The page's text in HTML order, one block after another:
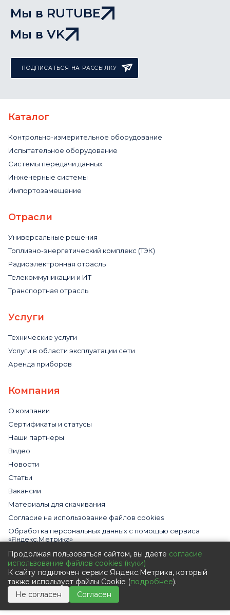
Мы в RUTUBE
Мы в VK
ПОДПИСАТЬСЯ НА РАССЫЛКУ
Каталог
Контрольно-измерительное оборудование
Испытательное оборудование
Системы передачи данных
Инженерные системы
Импортозамещение
Отрасли
Универсальные решения
Топливно-энергетический комплекс (ТЭК)
Радиоэлектронная отрасль
Телекоммуникации и ИТ
Транспортная отрасль
Услуги
Технические услуги
Услуги в области эксплуатации сети
Аренда приборов
Компания
О компании
Сертификаты и статусы
Наши партнеры
Видео
Новости
Статьи
Вакансии
Материалы для скачивания
Cогласие на использование файлов cookies
Обработка персональных данных с помощью сервиса
«Яндекс.Метрика»
Политика в отношении обработки персональных данных
Пользовательское соглашение
Согласие на обработку персональных данных
Продолжая пользоваться сайтом, вы даете согласие
использование файлов cookies (куки)
К сайту подключен сервис Яндекс.Метрика, который
также использует файлы Cookie (подробнее).
Не согласен
Согласен